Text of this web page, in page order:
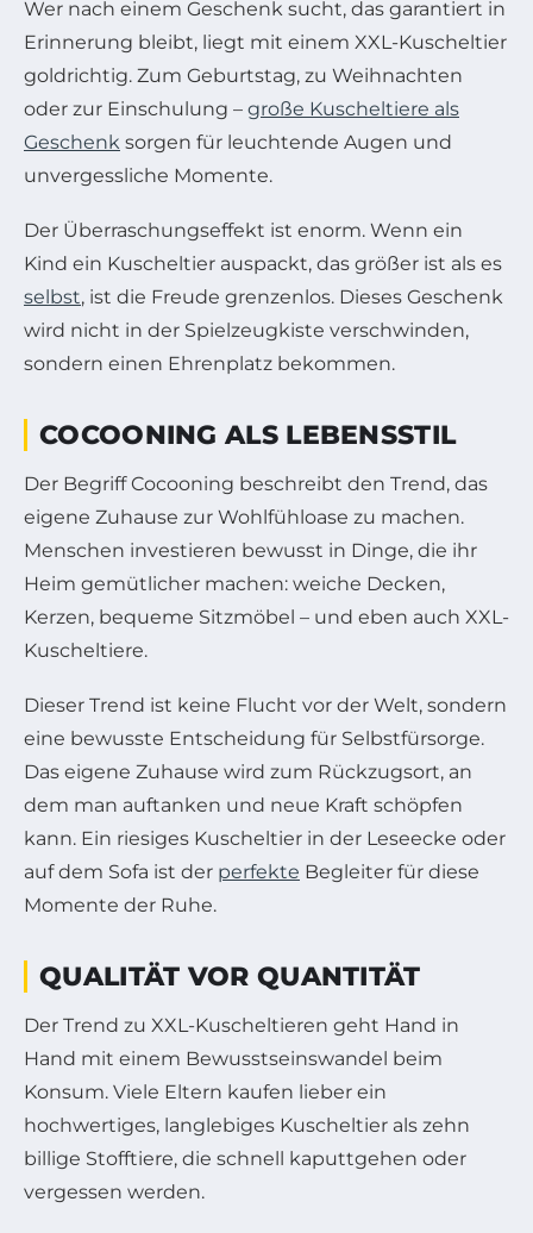
Wer nach einem Geschenk sucht, das garantiert in
Erinnerung bleibt, liegt mit einem XXL-Kuscheltier
goldrichtig. Zum Geburtstag, zu Weihnachten
oder zur Einschulung – große Kuscheltiere als
Geschenk sorgen für leuchtende Augen und
unvergessliche Momente.
Der Überraschungseffekt ist enorm. Wenn ein
Kind ein Kuscheltier auspackt, das größer ist als es
selbst, ist die Freude grenzenlos. Dieses Geschenk
wird nicht in der Spielzeugkiste verschwinden,
sondern einen Ehrenplatz bekommen.
COCOONING ALS LEBENSSTIL
Der Begriff Cocooning beschreibt den Trend, das
eigene Zuhause zur Wohlfühloase zu machen.
Menschen investieren bewusst in Dinge, die ihr
Heim gemütlicher machen: weiche Decken,
Kerzen, bequeme Sitzmöbel – und eben auch XXL-
Kuscheltiere.
Dieser Trend ist keine Flucht vor der Welt, sondern
eine bewusste Entscheidung für Selbstfürsorge.
Das eigene Zuhause wird zum Rückzugsort, an
dem man auftanken und neue Kraft schöpfen
kann. Ein riesiges Kuscheltier in der Leseecke oder
auf dem Sofa ist der perfekte Begleiter für diese
Momente der Ruhe.
QUALITÄT VOR QUANTITÄT
Der Trend zu XXL-Kuscheltieren geht Hand in
Hand mit einem Bewusstseinswandel beim
Konsum. Viele Eltern kaufen lieber ein
hochwertiges, langlebiges Kuscheltier als zehn
billige Stofftiere, die schnell kaputtgehen oder
vergessen werden.